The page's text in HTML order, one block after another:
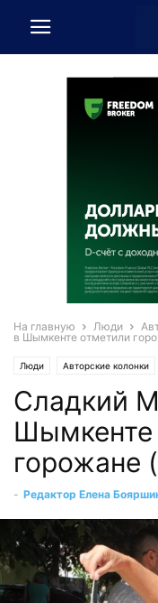
На главную Люди
в Шымкенте отметили
Люди Авторские колонки
Сладкий
Шымкенте
горожане
- Редактор Елена